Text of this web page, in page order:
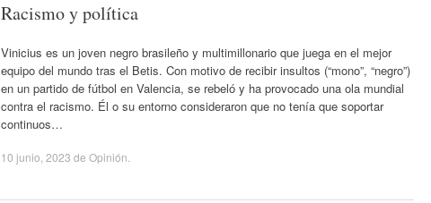
Racismo y política
Vinicius es un joven negro brasileño y multimillonario que juega en el mejor
equipo del mundo tras el Betis. Con motivo de recibir insultos (“mono”, “negro”)
en un partido de fútbol en Valencia, se rebeló y ha provocado una ola mundial
contra el racismo. Él o su entorno consideraron que no tenía que soportar
continuos…
10 junio, 2023 de Opinión